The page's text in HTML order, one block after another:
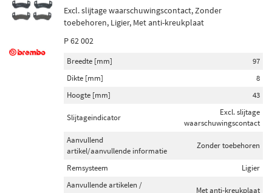
Excl. slijtage waarschuwingscontact, Zonder
toebehoren, Ligier, Met anti-kreukplaat
P 62 002
Breedte [mm]
97
Dikte [mm]
8
Hoogte [mm]
43
Slijtageindicator
Excl. slijtage
waarschuwingscontact
Aanvullend
artikel/aanvullende informatie
Zonder toebehoren
Remsysteem
Ligier
Aanvullende artikelen /
Met anti-kreukplaat